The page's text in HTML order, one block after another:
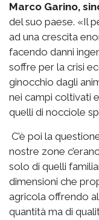
Marco Garino,
del suo paese. «Il
ad una crescita
facendo danni
soffre per la crisi
ginocchio dagli
nei campi coltivati
quelli di nocciole
C’è poi la
nostre zone
solo di quelli
dimensioni che
agricola offrendo
quantità ma di